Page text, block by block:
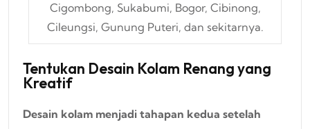
Cigombong, Sukabumi, Bogor, Cibinong,
Cileungsi, Gunung Puteri, dan sekitarnya.
Tentukan Desain Kolam Renang yang
Kreatif
Desain kolam menjadi tahapan kedua setelah